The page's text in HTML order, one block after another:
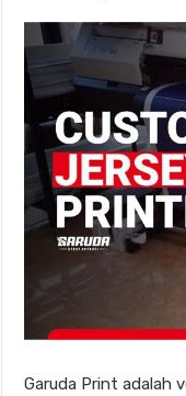
Garuda Print adalah